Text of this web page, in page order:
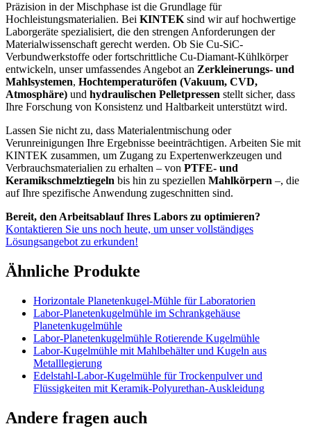
Präzision in der Mischphase ist die Grundlage für
Hochleistungsmaterialien. Bei KINTEK sind wir auf hochwertige
Laborgeräte spezialisiert, die den strengen Anforderungen der
Materialwissenschaft gerecht werden. Ob Sie Cu-SiC-
Verbundwerkstoffe oder fortschrittliche Cu-Diamant-Kühlkörper
entwickeln, unser umfassendes Angebot an Zerkleinerungs- und
Mahlsystemen, Hochtemperaturöfen (Vakuum, CVD,
Atmosphäre) und hydraulischen Pelletpressen stellt sicher, dass
Ihre Forschung von Konsistenz und Haltbarkeit unterstützt wird.
Lassen Sie nicht zu, dass Materialentmischung oder
Verunreinigungen Ihre Ergebnisse beeinträchtigen. Arbeiten Sie mit
KINTEK zusammen, um Zugang zu Expertenwerkzeugen und
Verbrauchsmaterialien zu erhalten – von PTFE- und
Keramikschmelztiegeln bis hin zu speziellen Mahlkörpern –, die
auf Ihre spezifische Anwendung zugeschnitten sind.
Bereit, den Arbeitsablauf Ihres Labors zu optimieren?
Kontaktieren Sie uns noch heute, um unser vollständiges
Lösungsangebot zu erkunden!
Ähnliche Produkte
Horizontale Planetenkugel-Mühle für Laboratorien
Labor-Planetenkugelmühle im Schrankgehäuse
Planetenkugelmühle
Labor-Planetenkugelmühle Rotierende Kugelmühle
Labor-Kugelmühle mit Mahlbehälter und Kugeln aus
Metalllegierung
Edelstahl-Labor-Kugelmühle für Trockenpulver und
Flüssigkeiten mit Keramik-Polyurethan-Auskleidung
Andere fragen auch